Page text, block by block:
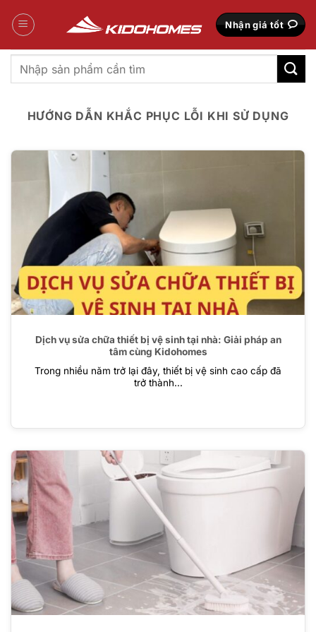
qua
Nhận giá tốt
Tìm
kiếm:
HƯỚNG DẪN KHẮC PHỤC LỖI KHI SỬ DỤNG
Dịch vụ sửa chữa thiết bị vệ sinh tại nhà: Giải pháp an
tâm cùng Kidohomes
Trong nhiều năm trở lại đây, thiết bị vệ sinh cao cấp đã
trở thành...